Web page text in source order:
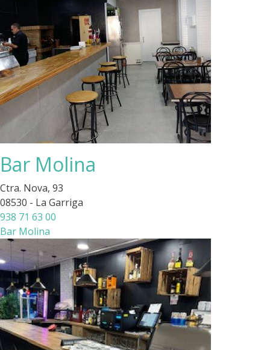
Bar Molina
Ctra. Nova, 93
08530 - La Garriga
938 71 63 00
Bar Molina